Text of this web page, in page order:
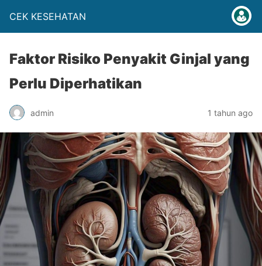
CEK KESEHATAN
Faktor Risiko Penyakit Ginjal yang
Perlu Diperhatikan
admin 1 tahun ago